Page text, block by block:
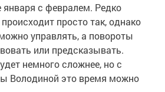
января с февралем. Редко
просто так, однако
управлять, а повороты
или предсказывать.
немного сложнее, но с
Володиной это время можно